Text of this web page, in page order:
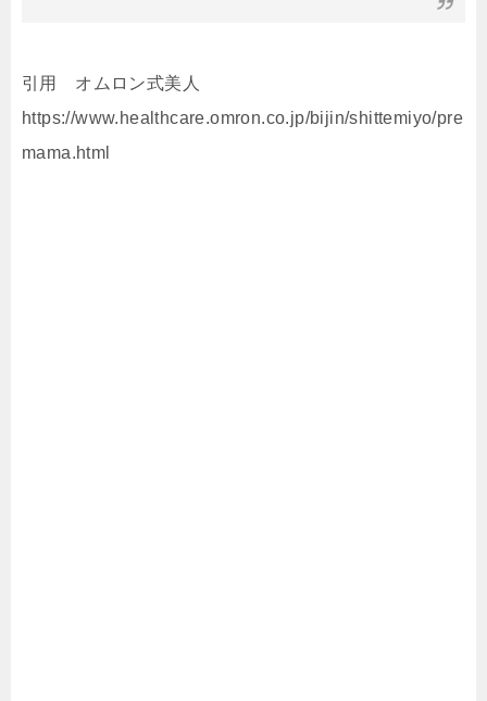
引用 オムロン式美人
https://www.healthcare.omron.co.jp/bijin/shittemiyo/pre
mama.html